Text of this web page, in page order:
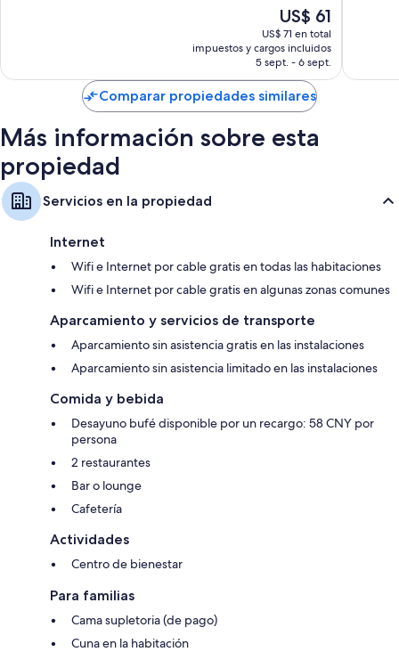
Servicio de limpieza diario, escritorios y teléfonos
El
precio
actual
es
de
US$ 61
US$ 61
US$ 71 en total
impuestos y cargos incluidos
5 sept. - 6 sept.
Comparar propiedades similares
Más información sobre esta
propiedad
Servicios en la propiedad
Internet
Wifi e Internet por cable gratis en todas las habitaciones
Wifi e Internet por cable gratis en algunas zonas comunes
Aparcamiento y servicios de transporte
Aparcamiento sin asistencia gratis en las instalaciones
Aparcamiento sin asistencia limitado en las instalaciones
Comida y bebida
Desayuno bufé disponible por un recargo: 58 CNY por
persona
2 restaurantes
Bar o lounge
Cafetería
Actividades
Centro de bienestar
Para familias
Cama supletoria (de pago)
Cuna en la habitación